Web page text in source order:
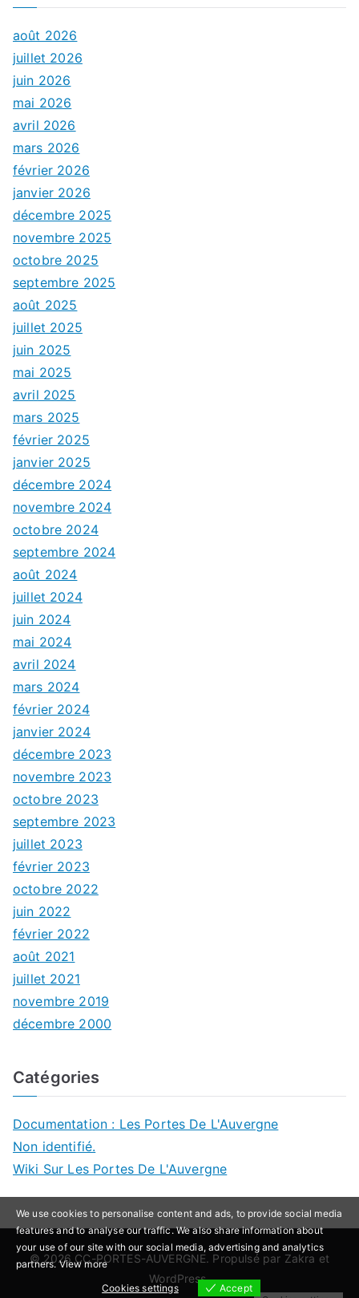
août 2026
juillet 2026
juin 2026
mai 2026
avril 2026
mars 2026
février 2026
janvier 2026
décembre 2025
novembre 2025
octobre 2025
septembre 2025
août 2025
juillet 2025
juin 2025
mai 2025
avril 2025
mars 2025
février 2025
janvier 2025
décembre 2024
novembre 2024
octobre 2024
septembre 2024
août 2024
juillet 2024
juin 2024
mai 2024
avril 2024
mars 2024
février 2024
janvier 2024
décembre 2023
novembre 2023
octobre 2023
septembre 2023
juillet 2023
février 2023
octobre 2022
juin 2022
février 2022
août 2021
juillet 2021
novembre 2019
décembre 2000
Catégories
Documentation : Les Portes De L'Auvergne
Non identifié.
Wiki Sur Les Portes De L'Auvergne
© 2026 CC-PORTES-AUVERGNE. Propulsé par Zakra et
WordPress.
We use cookies to personalise content and ads, to provide social media
features and to analyse our traffic. We also share information about
your use of our site with our social media, advertising and analytics
partners.View more
Cookies settings
Accept